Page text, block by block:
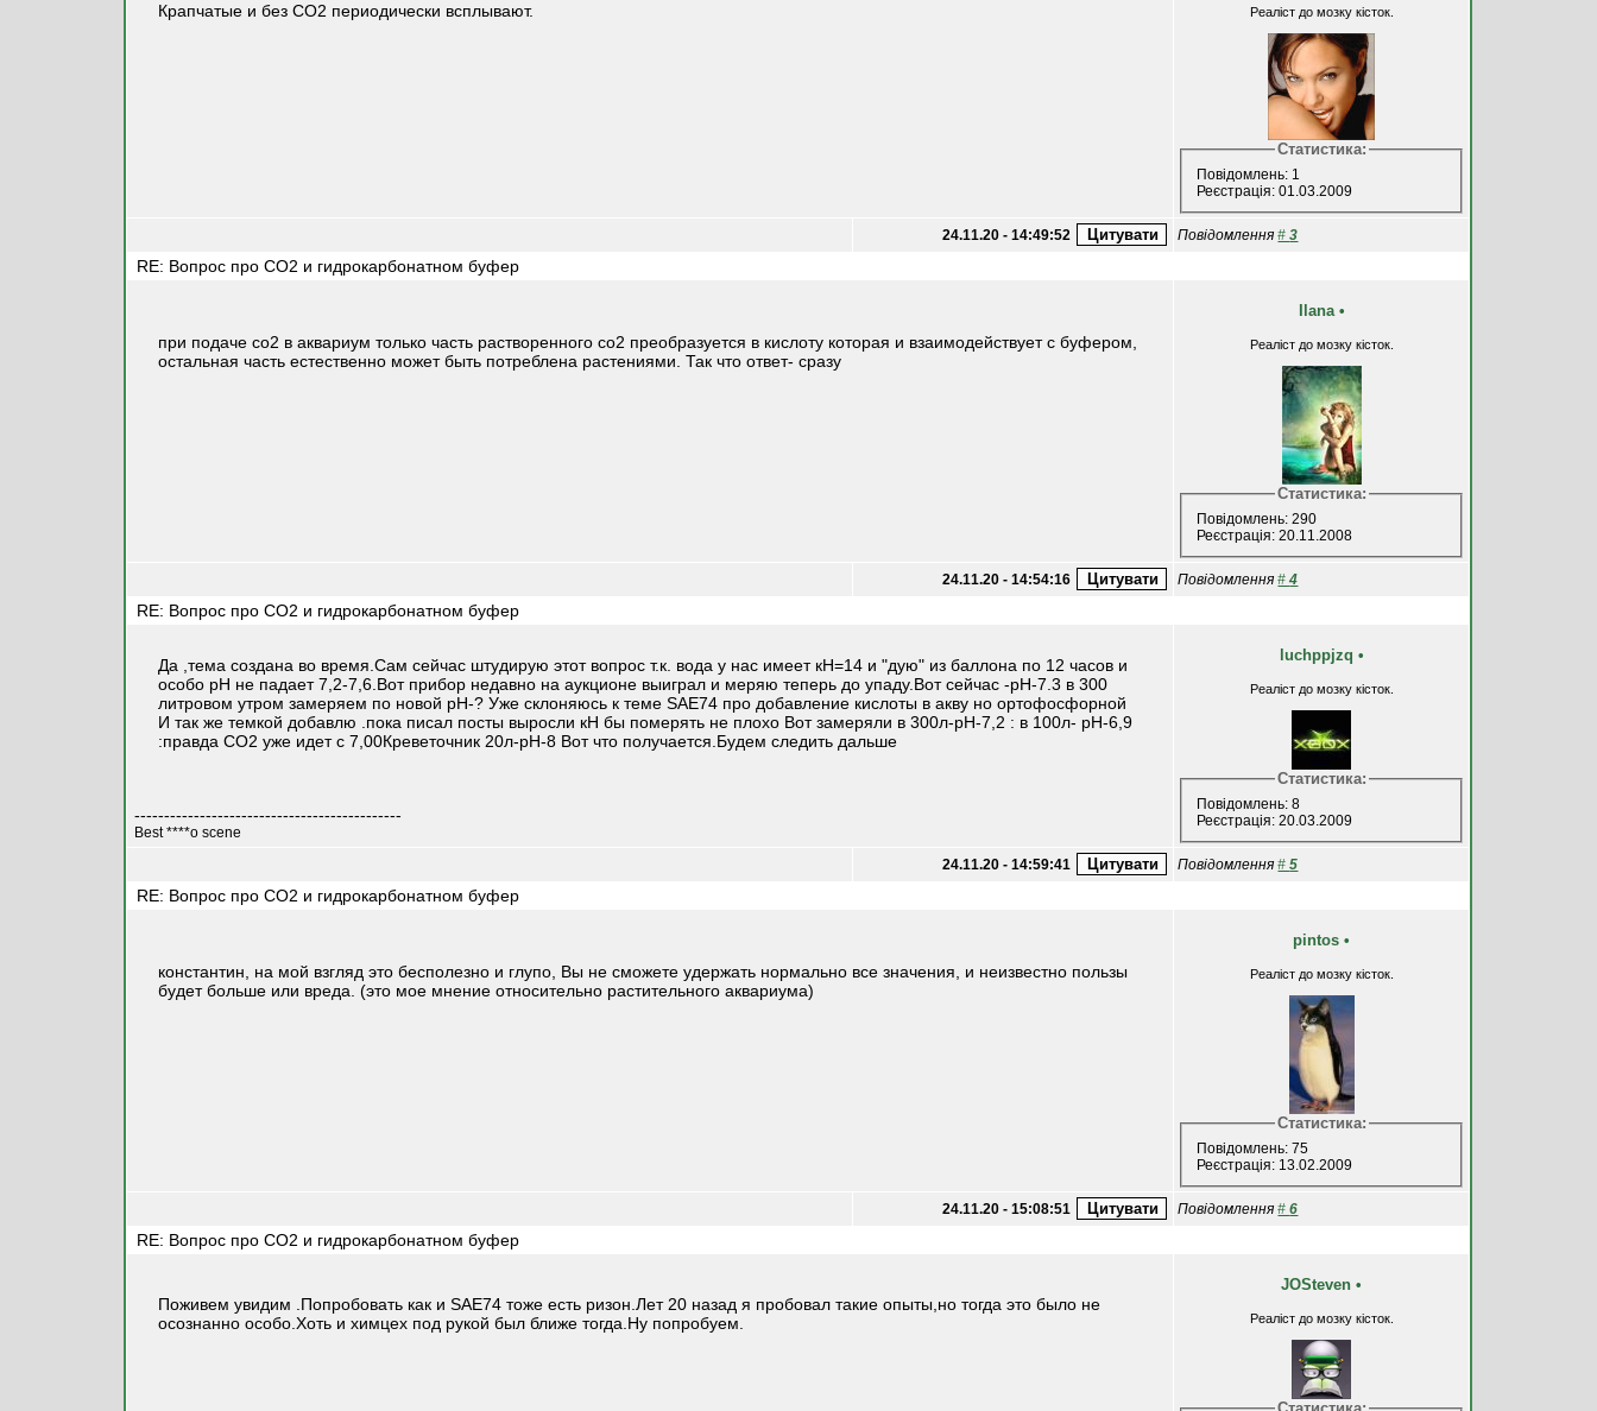
Крапчатые и без СО2 периодически всплывают. Реаліст до мозку кісток.
Статистика:
Повідомлень: 1
Реєстрація: 01.03.2009
24.11.20 - 14:49:52 Повідомлення#3
RE: Вопрос про СО2 и гидрокарбонатном буфер
при подаче со2 в аквариум только часть растворенного со2 преобразуется в кислоту которая и взаимодействует с буфером,
остальная часть естественно может быть потреблена растениями. Так что ответ- сразу
Ilana •
Реаліст до мозку кісток.
Статистика:
Повідомлень: 290
Реєстрація: 20.11.2008
24.11.20 - 14:54:16 Повідомлення#4
RE: Вопрос про СО2 и гидрокарбонатном буфер
Да ,тема создана во время.Сам сейчас штудирую этот вопрос т.к. вода у нас имеет кН=14 и "дую" из баллона по 12 часов и
особо рН не падает 7,2-7,6.Вот прибор недавно на аукционе выиграл и меряю теперь до упаду.Вот сейчас -рН-7.3 в 300
литровом утром замеряем по новой рН-? Уже склоняюсь к теме SAE74 про добавление кислоты в акву но ортофосфорной
И так же темкой добавлю .пока писал посты выросли кН бы померять не плохо Вот замеряли в 300л-рН-7,2 : в 100л- рН-6,9
:правда СО2 уже идет с 7,00Креветочник 20л-рН-8 Вот что получается.Будем следить дальше
---------------------------------------------
Best ****o scene
luchppjzq •
Реаліст до мозку кісток.
Статистика:
Повідомлень: 8
Реєстрація: 20.03.2009
24.11.20 - 14:59:41 Повідомлення#5
RE: Вопрос про СО2 и гидрокарбонатном буфер
константин, на мой взгляд это бесполезно и глупо, Вы не сможете удержать нормально все значения, и неизвестно пользы
будет больше или вреда. (это мое мнение относительно растительного аквариума)
pintos •
Реаліст до мозку кісток.
Статистика:
Повідомлень: 75
Реєстрація: 13.02.2009
24.11.20 - 15:08:51 Повідомлення#6
RE: Вопрос про СО2 и гидрокарбонатном буфер
Поживем увидим .Попробовать как и SAE74 тоже есть ризон.Лет 20 назад я пробовал такие опыты,но тогда это было не
осознанно особо.Хоть и химцех под рукой был ближе тогда.Ну попробуем.
JOSteven •
Реаліст до мозку кісток.